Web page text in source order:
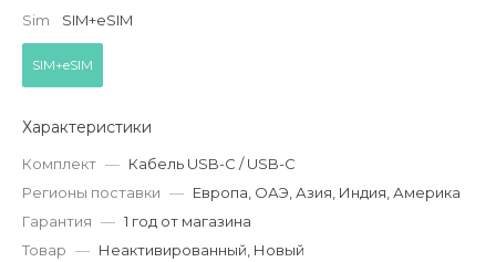
Sim SIM+eSIM
SIM+eSIM
Характеристики
Комплект — Кабель USB-C / USB-C
Регионы поставки — Европа, ОАЭ, Азия, Индия, Америка
Гарантия — 1 год от магазина
Товар — Неактивированный, Новый